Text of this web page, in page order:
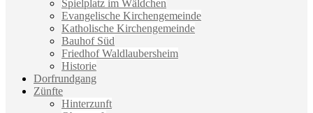
Spielplatz im Wäldchen
Evangelische Kirchengemeinde
Katholische Kirchengemeinde
Bauhof Süd
Friedhof Waldlaubersheim
Historie
Dorfrundgang
Zünfte
Hinterzunft